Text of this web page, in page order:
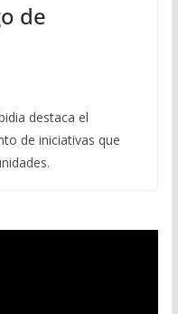
de
destaca el
de iniciativas que